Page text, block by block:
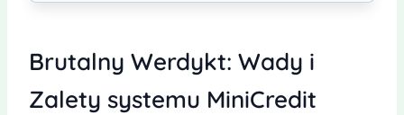
Brutalny Werdykt: Wady i
Zalety systemu MiniCredit